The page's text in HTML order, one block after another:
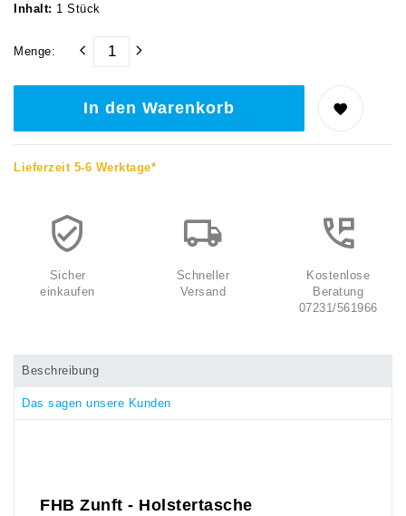
Inhalt: 1 Stück
Menge:
In den Warenkorb
Lieferzeit 5-6 Werktage*
Sicher
einkaufen
Schneller
Versand
Kostenlose
Beratung
07231/561966
Beschreibung
Das sagen unsere Kunden
FHB Zunft - Holstertasche